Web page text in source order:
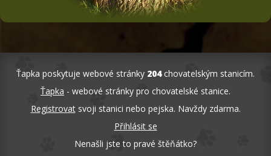
Ťapka poskytuje webové stránky 204chovatelským stanicím.
Ťapka - webové stránky pro chovatelské stanice.
Registrovatsvoji stanici nebo pejska. Navždy zdarma.
Přihlásit se
Nenašli jste to pravé štěňátko?